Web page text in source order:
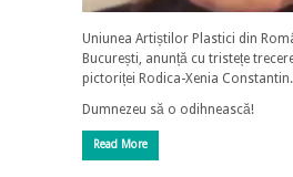
Uniunea Artiștilor Plastici din
București, anunță cu tristețe
pictoriței Rodica-Xenia Constantin.
Dumnezeu să o odihnească!
Read More